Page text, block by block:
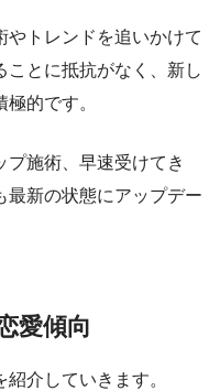
やトレンドを追いかけて
ことに抵抗がなく、新し
的です。
プ施術、早速受けてき
最新の状態にアップデー
愛傾向
介していきます。